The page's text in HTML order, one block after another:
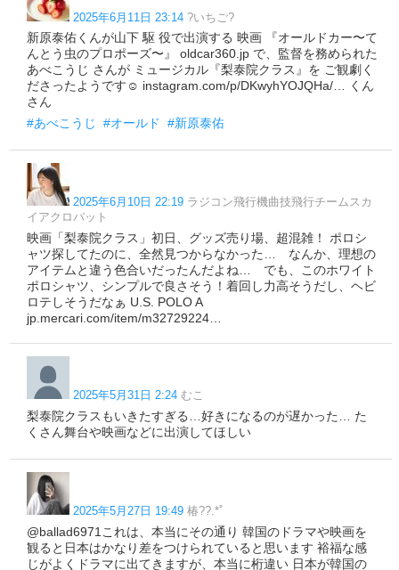
2025年6月11日 23:14 ?いちご?
新原泰佑くんが山下 駆 役で出演する 映画 『オールドカー〜て
んとう虫のプロポーズ〜』 oldcar360.jp で、監督を務められた
あべこうじ さんが ミュージカル『梨泰院クラス』を ご観劇く
ださったようです☺️ instagram.com/p/DKwyhYOJQHa/… くん
さん
#あべこうじ
#オールド #新原泰佑
2025年6月10日 22:19 ラジコン飛行機曲技飛行チームスカ
イアクロバット
映画「梨泰院クラス」初日、グッズ売り場、超混雑！ ポロシ
ャツ探してたのに、全然見つからなかった… なんか、理想の
アイテムと違う色合いだったんだよね… でも、このホワイト
ポロシャツ、シンプルで良さそう！着回し力高そうだし、ヘビ
ロテしそうだなぁ U.S. POLO A
jp.mercari.com/item/m32729224…
2025年5月31日 2:24 むこ
梨泰院クラスもいきたすぎる…好きになるのが遅かった… た
くさん舞台や映画などに出演してほしい
2025年5月27日 19:49 椿??.*ﾟ
@ballad6971これは、本当にその通り 韓国のドラマや映画を
観ると日本はかなり差をつけられていると思います 裕福な感
じがよくドラマに出てきますが、本当に桁違い 日本が韓国の